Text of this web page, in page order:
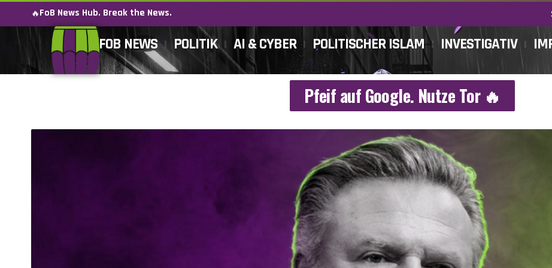
🔥FoB News Hub. Break the News.
FOB NEWS POLITIK AI & CYBER POLITISCHER ISLAM INVESTIGATIV
Pfeif auf Google. Nutze Tor 🔥